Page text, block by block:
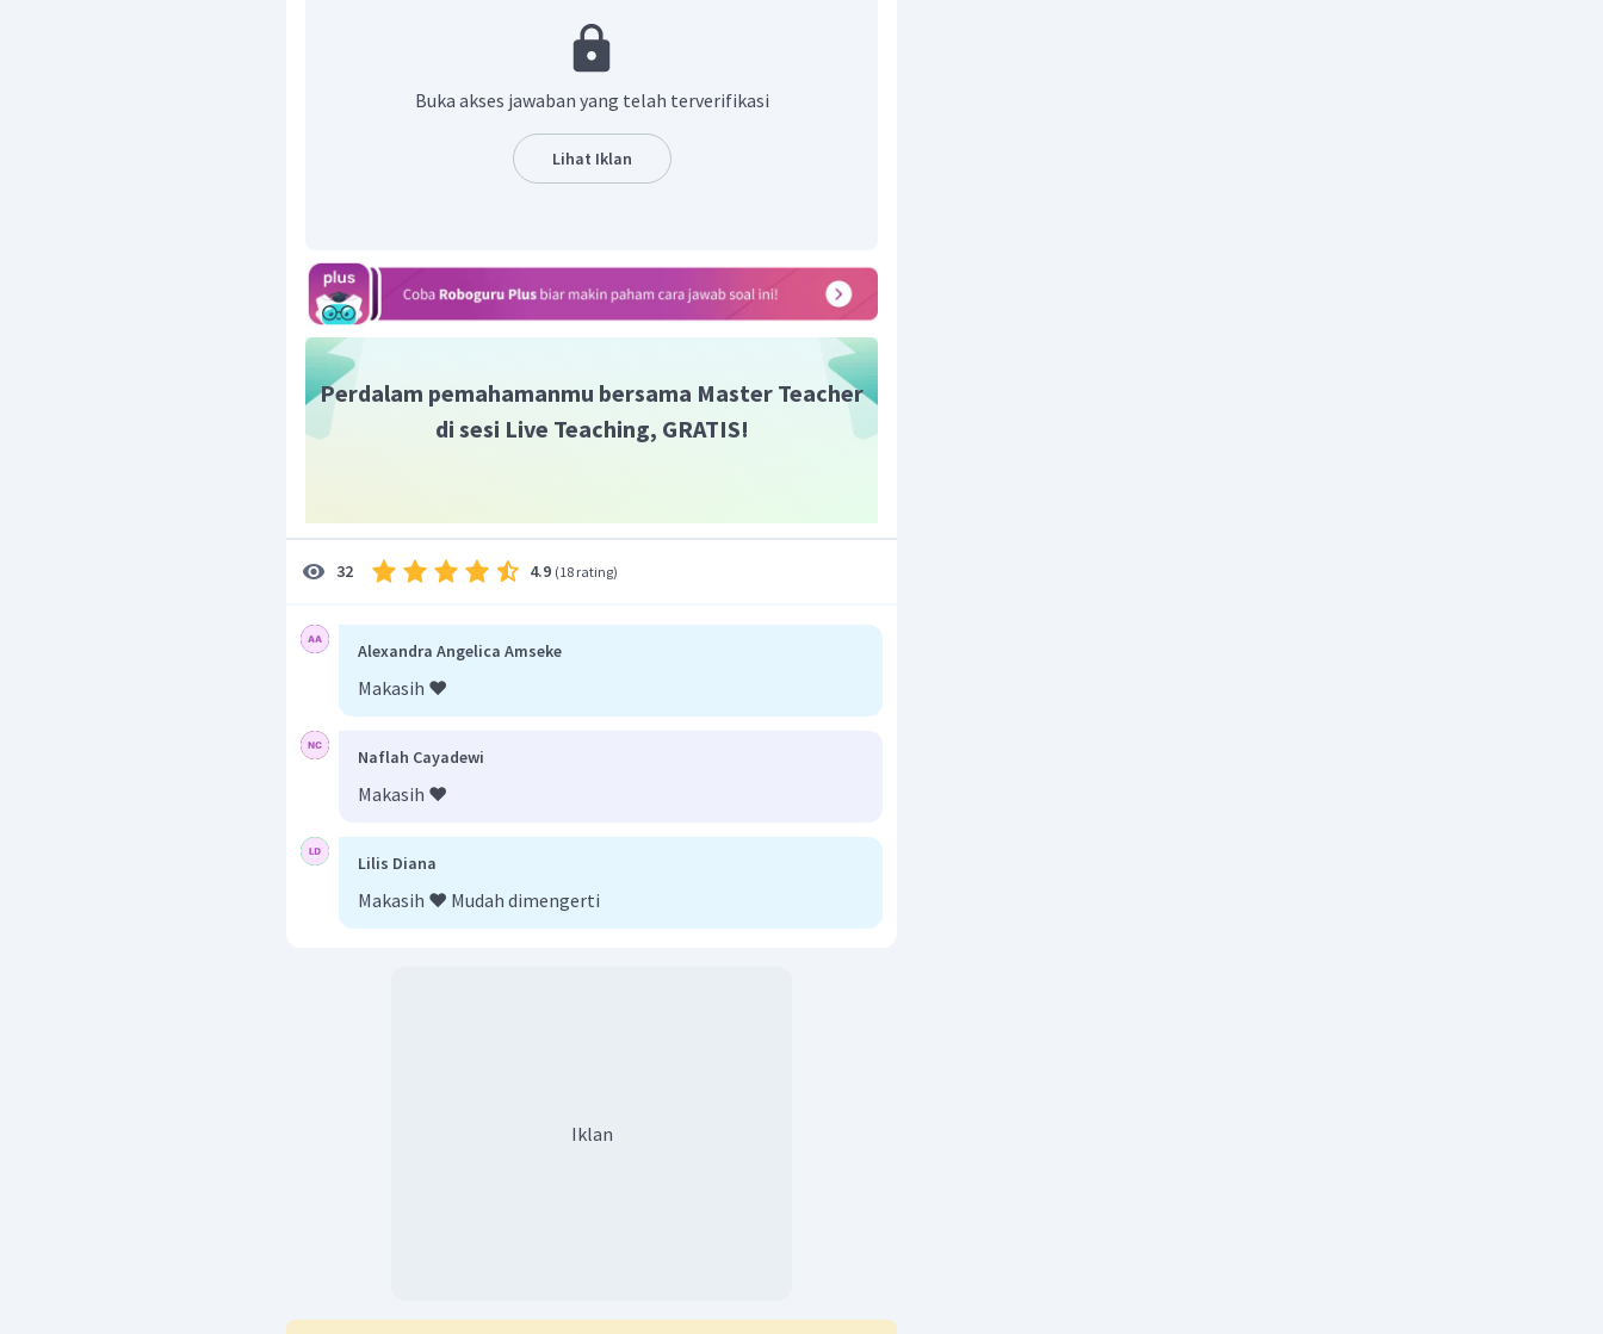
- Menentukan reaksi pada anode dan katode
Air akan tereduksi di katode karena jenis kationnya adalah
Katode:
Anode:
-Menghitung volume gas pada anode dan katode
Pada suhu pada tekanan 1 atm (keadaan STP), maka:
Anode:
pada tekanan 1 atm (keadaan STP), maka:
Buka akses jawaban yang telah terverifikasi
Lihat Iklan
Perdalam pemahamanmu bersama Master Teacher
di sesi Live Teaching, GRATIS!
32 4.9 (18 rating)
Alexandra Angelica Amseke
Makasih ❤️
Naflah Cayadewi
Makasih ❤️
Lilis Diana
Makasih ❤️ Mudah dimengerti
Iklan